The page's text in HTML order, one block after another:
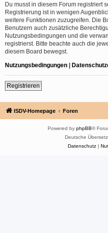
Du musst in diesem Forum registriert
Registrierung ist in wenigen
weitere Funktionen zuzugreifen. Die
Benutzern auch zusätzliche
Nutzungsbedingungen und die
registrierst. Bitte beachte auch die
diesem Board bewegst.
Nutzungsbedingungen |
Registrieren
ISDV-Homepage Foren
Powered by phpBB®
Deutsche
Datenschutz|